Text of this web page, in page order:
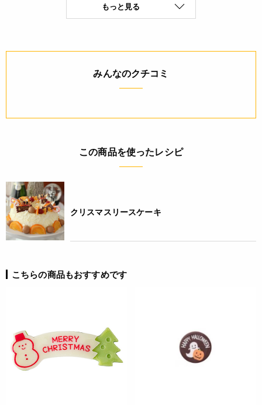
砂糖(韓国製造、国内製造)、ココアバター、カカオマス、全粉
乳、植物油脂／乳化剤、香料、着色料(酸化チタン、黄4、黄
※製造日を起点とした期限です。
乳成分(特定原材料8品目)
栄養成分表示
予めご了承ください。
・当サイトに掲載されている商品は、ご購入可能な状態にあっ
ても必ずしも在庫を保証するものではありません。予めご了承
ください。
もっと見る
みんなのクチコミ
この商品を使ったレシピ
クリスマスリースケーキ
こちらの商品もおすすめです